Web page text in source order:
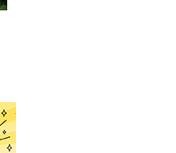
ニフティ温泉を使って手軽に